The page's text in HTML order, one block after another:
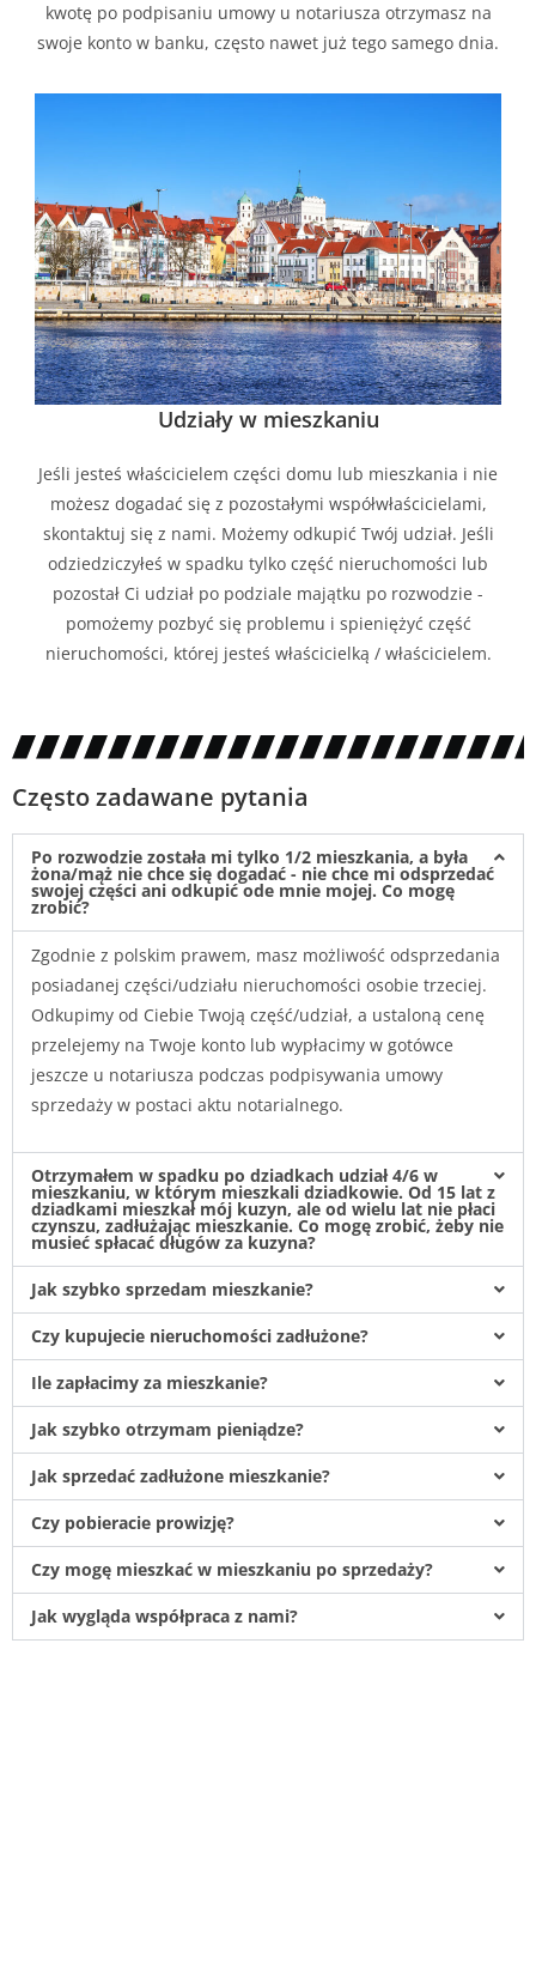
kwotę po podpisaniu umowy u notariusza otrzymasz na
swoje konto w banku, często nawet już tego samego dnia.
Udziały w mieszkaniu
Jeśli jesteś właścicielem części domu lub mieszkania i nie
możesz dogadać się z pozostałymi współwłaścicielami,
skontaktuj się z nami. Możemy odkupić Twój udział. Jeśli
odziedziczyłeś w spadku tylko część nieruchomości lub
pozostał Ci udział po podziale majątku po rozwodzie -
pomożemy pozbyć się problemu i spieniężyć część
nieruchomości, której jesteś właścicielką / właścicielem.
Często zadawane pytania
Po rozwodzie została mi tylko 1/2 mieszkania, a była
żona/mąż nie chce się dogadać - nie chce mi odsprzedać
swojej części ani odkupić ode mnie mojej. Co mogę
zrobić?
Zgodnie z polskim prawem, masz możliwość odsprzedania
posiadanej części/udziału nieruchomości osobie trzeciej.
Odkupimy od Ciebie Twoją część/udział, a ustaloną cenę
przelejemy na Twoje konto lub wypłacimy w gotówce
jeszcze u notariusza podczas podpisywania umowy
sprzedaży w postaci aktu notarialnego.
Otrzymałem w spadku po dziadkach udział 4/6 w
mieszkaniu, w którym mieszkali dziadkowie. Od 15 lat z
dziadkami mieszkał mój kuzyn, ale od wielu lat nie płaci
czynszu, zadłużając mieszkanie. Co mogę zrobić, żeby nie
musieć spłacać długów za kuzyna?
Jak szybko sprzedam mieszkanie?
Czy kupujecie nieruchomości zadłużone?
Ile zapłacimy za mieszkanie?
Jak szybko otrzymam pieniądze?
Jak sprzedać zadłużone mieszkanie?
Czy pobieracie prowizję?
Czy mogę mieszkać w mieszkaniu po sprzedaży?
Jak wygląda współpraca z nami?